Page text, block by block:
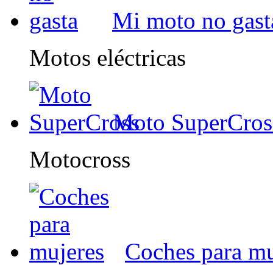
Mi moto no
Motos eléctricas
Moto
Motocross
Coches para